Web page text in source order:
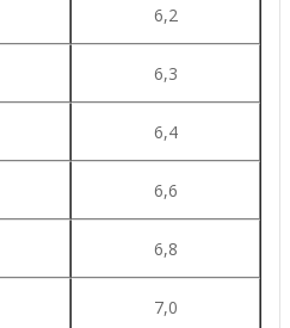
6,2
6,3
6,4
6,6
6,8
7,0